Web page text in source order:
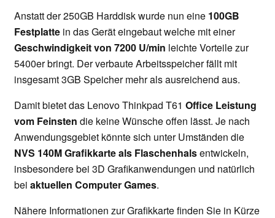
Anstatt der 250GB Harddisk wurde nun eine 100GB
Festplatte in das Gerät eingebaut welche mit einer
Geschwindigkeit von 7200 U/min leichte Vorteile zur
5400er bringt. Der verbaute Arbeitsspeicher fällt mit
insgesamt 3GB Speicher mehr als ausreichend aus.
Damit bietet das Lenovo Thinkpad T61 Office Leistung
vom Feinsten die keine Wünsche offen lässt. Je nach
Anwendungsgebiet könnte sich unter Umständen die
NVS 140M Grafikkarte als Flaschenhalsentwickeln,
insbesondere bei 3D Grafikanwendungen und natürlich
bei aktuellen Computer Games.
Nähere Informationen zur Grafikkarte finden Sie in Kürze